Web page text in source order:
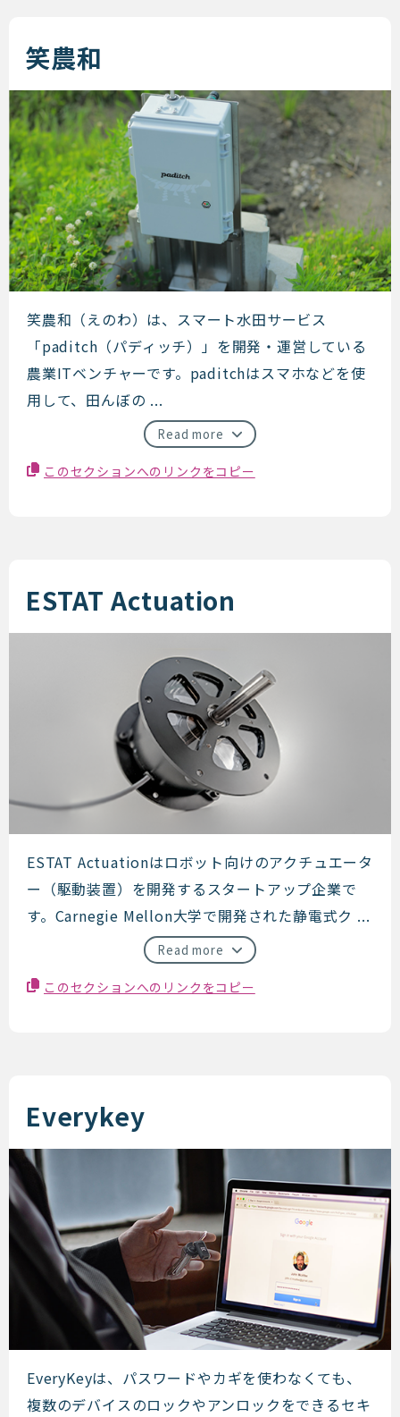
笑農和
笑農和
笑農和（えのわ）は、スマート水田サービス
「paditch（パディッチ）」を開発・運営している
農業ITベンチャーです。paditchはスマホなどを使
用して、田んぼの ...
Read more
このセクションへのリンクをコピー
ESTAT Actuation
ESTAT Actuation
ESTAT Actuationはロボット向けのアクチュエータ
ー（駆動装置）を開発するスタートアップ企業で
す。Carnegie Mellon大学で開発された静電式ク ...
Read more
このセクションへのリンクをコピー
Everykey
Everykey
EveryKeyは、パスワードやカギを使わなくても、
複数のデバイスのロックやアンロックをできるセキ